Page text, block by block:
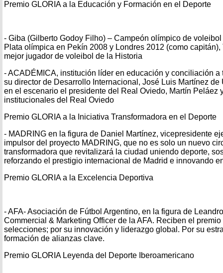
Premio GLORIA a la Educación y Formación en el Deporte
- Giba (Gilberto Godoy Filho) – Campeón olímpico de
Plata olímpica en Pekín 2008 y Londres 2012 (como
mejor jugador de voleibol de la Historia
- ACADÉMICA, institución líder en educación y conciliación a
su director de Desarrollo Internacional, José Luis Martínez
en el escenario el presidente del Real Oviedo, Martín Peláez
institucionales del Real Oviedo
Premio GLORIA a la Iniciativa Transformadora en el Deporte
- MADRING en la figura de Daniel Martínez, vicepresidente
impulsor del proyecto MADRING, que no es solo un nuevo
transformadora que revitalizará la ciudad uniendo deporte,
reforzando el prestigio internacional de Madrid e innovando
Premio GLORIA a la Excelencia Deportiva
- AFA- Asociación de Fútbol Argentino, en la figura de
Commercial & Marketing Officer de la AFA. Reciben el
selecciones; por su innovación y liderazgo global. Por su
formación de alianzas clave.
Premio GLORIA Leyenda del Deporte Iberoamericano